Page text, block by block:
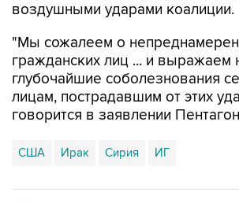
"Мы сожалеем о
глубочайшие соболезнования
лицам, пострадавшим от этих
говорится в заявлении
США Ирак Сирия ИГ